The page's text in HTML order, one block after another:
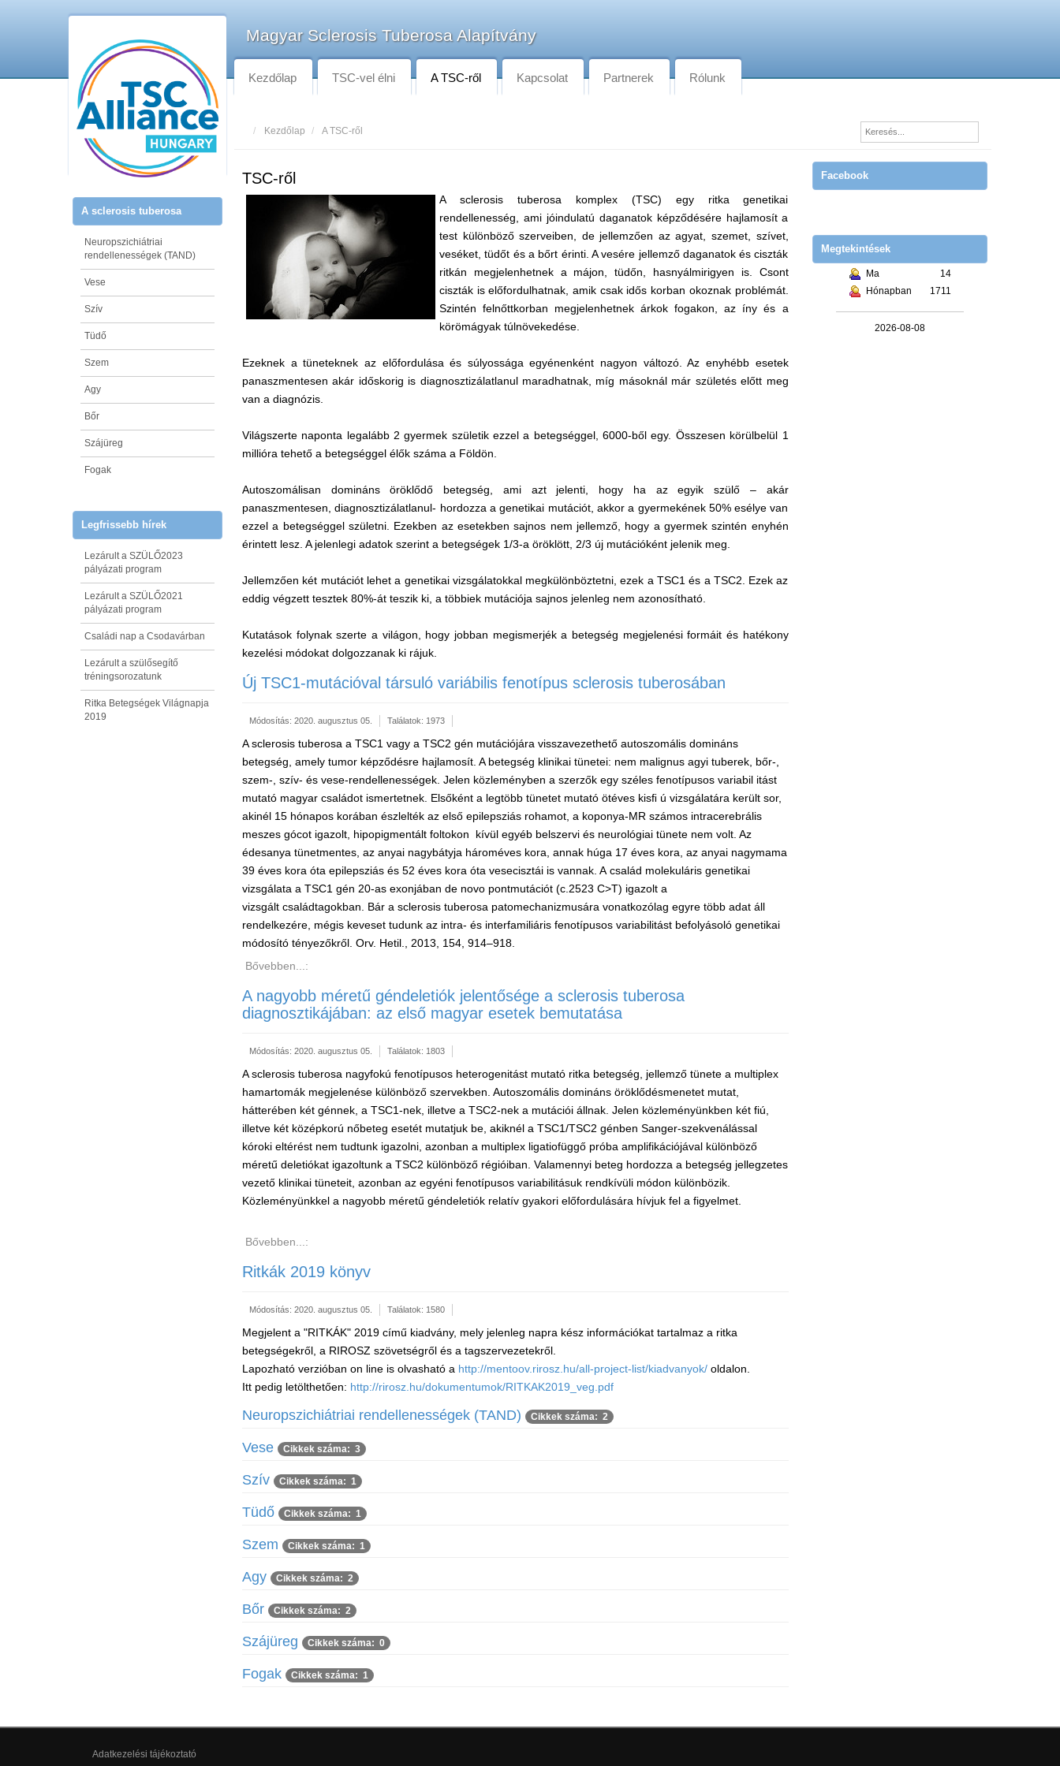
A sclerosis tuberosa
Neuropszichiátriai
rendellenességek (TAND)
Vese
Szív
Tüdő
Szem
Agy
Bőr
Szájüreg
Fogak
Legfrissebb hírek
Lezárult a SZÜLŐ2023
pályázati program
Lezárult a SZÜLŐ2021
pályázati program
Családi nap a Csodavárban
Lezárult a szülősegítő
tréningsorozatunk
Ritka Betegségek Világnapja
2019
Magyar Sclerosis Tuberosa Alapítvány
Kezdőlap TSC-vel élni A TSC-ről Kapcsolat Partnerek Rólunk
Kezdőlap A TSC-ről
TSC-ről
A sclerosis tuberosa komplex (TSC) egy ritka genetikai
rendellenesség, ami jóindulatú daganatok képződésére hajlamosít a
test különböző szerveiben, de jellemzően az agyat, szemet, szívet,
veséket, tüdőt és a bőrt érinti. A vesére jellemző daganatok és ciszták
ritkán megjelenhetnek a májon, tüdőn, hasnyálmirigyen is. Csont
ciszták is előfordulhatnak, amik csak idős korban okoznak problémát.
Szintén felnőttkorban megjelenhetnek árkok fogakon, az íny és a
körömágyak túlnövekedése.
Ezeknek a tüneteknek az előfordulása és súlyossága egyénenként nagyon változó. Az enyhébb esetek
panaszmentesen akár időskorig is diagnosztizálatlanul maradhatnak, míg másoknál már születés előtt meg
van a diagnózis.
Világszerte naponta legalább 2 gyermek születik ezzel a betegséggel, 6000-ből egy. Összesen körülbelül 1
millióra tehető a betegséggel élők száma a Földön.
Autoszomálisan domináns öröklődő betegség, ami azt jelenti, hogy ha az egyik szülő – akár
panaszmentesen, diagnosztizálatlanul- hordozza a genetikai mutációt, akkor a gyermekének 50% esélye van
ezzel a betegséggel születni. Ezekben az esetekben sajnos nem jellemző, hogy a gyermek szintén enyhén
érintett lesz. A jelenlegi adatok szerint a betegségek 1/3-a öröklött, 2/3 új mutációként jelenik meg.
Jellemzően két mutációt lehet a genetikai vizsgálatokkal megkülönböztetni, ezek a TSC1 és a TSC2. Ezek az
eddig végzett tesztek 80%-át teszik ki, a többiek mutációja sajnos jelenleg nem azonosítható.
Kutatások folynak szerte a világon, hogy jobban megismerjék a betegség megjelenési formáit és hatékony
kezelési módokat dolgozzanak ki rájuk.
Új TSC1-mutációval társuló variábilis fenotípus sclerosis tuberosában
Módosítás: 2020. augusztus 05. Találatok: 1973
A sclerosis tuberosa a TSC1 vagy a TSC2 gén mutációjára visszavezethető autoszomális domináns
betegség, amely tumor képződésre hajlamosít. A betegség klinikai tünetei: nem malignus agyi tuberek, bőr-,
szem-, szív- és vese-rendellenességek. Jelen közleményben a szerzők egy széles fenotípusos variabil itást
mutató magyar családot ismertetnek. Elsőként a legtöbb tünetet mutató ötéves kisﬁ ú vizsgálatára került sor,
akinél 15 hónapos korában észlelték az első epilepsziás rohamot, a koponya-MR számos intracerebrális
meszes gócot igazolt, hipopigmentált foltokon kívül egyéb belszervi és neurológiai tünete nem volt. Az
édesanya tünetmentes, az anyai nagybátyja hároméves kora, annak húga 17 éves kora, az anyai nagymama
39 éves kora óta epilepsziás és 52 éves kora óta vesecisztái is vannak. A család molekuláris genetikai
vizsgálata a TSC1 gén 20-as exonjában de novo pontmutációt (c.2523 C>T) igazolt a
vizsgált családtagokban. Bár a sclerosis tuberosa patomechanizmusára vonatkozólag egyre több adat áll
rendelkezére, mégis keveset tudunk az intra- és interfamiliáris fenotípusos variabilitást befolyásoló genetikai
módosító tényezőkről. Orv. Hetil., 2013, 154, 914–918.
Bővebben...:
A nagyobb méretű géndeletiók jelentősége a sclerosis tuberosa
diagnosztikájában: az első magyar esetek bemutatása
Módosítás: 2020. augusztus 05. Találatok: 1803
A sclerosis tuberosa nagyfokú fenotípusos heterogenitást mutató ritka betegség, jellemző tünete a multiplex
hamartomák megjelenése különböző szervekben. Autoszomális domináns öröklődésmenetet mutat,
hátterében két génnek, a TSC1-nek, illetve a TSC2-nek a mutációi állnak. Jelen közleményünkben két fiú,
illetve két középkorú nőbeteg esetét mutatjuk be, akiknél a TSC1/TSC2 génben Sanger-szekvenálással
kóroki eltérést nem tudtunk igazolni, azonban a multiplex ligatiofüggő próba amplifikációjával különböző
méretű deletiókat igazoltunk a TSC2 különböző régióiban. Valamennyi beteg hordozza a betegség jellegzetes
vezető klinikai tüneteit, azonban az egyéni fenotípusos variabilitásuk rendkívüli módon különbözik.
Közleményünkkel a nagyobb méretű géndeletiók relatív gyakori előfordulására hívjuk fel a figyelmet.
Bővebben...:
Ritkák 2019 könyv
Módosítás: 2020. augusztus 05. Találatok: 1580
Megjelent a "RITKÁK" 2019 című kiadvány, mely jelenleg napra kész információkat tartalmaz a ritka
betegségekről, a RIROSZ szövetségről és a tagszervezetekről.
Lapozható verzióban on line is olvasható a http://mentoov.rirosz.hu/all-project-list/kiadvanyok/ oldalon.
Itt pedig letölthetően: http://rirosz.hu/dokumentumok/RITKAK2019_veg.pdf
Neuropszichiátriai rendellenességek (TAND) Cikkek száma: 2
Vese Cikkek száma: 3
Szív Cikkek száma: 1
Tüdő Cikkek száma: 1
Szem Cikkek száma: 1
Agy Cikkek száma: 2
Bőr Cikkek száma: 2
Szájüreg Cikkek száma: 0
Fogak Cikkek száma: 1
Facebook
Megtekintések
Ma
14
Hónapban
1711
2026-08-08
Adatkezelési tájékoztató